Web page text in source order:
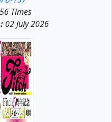
Times
02 July 2026